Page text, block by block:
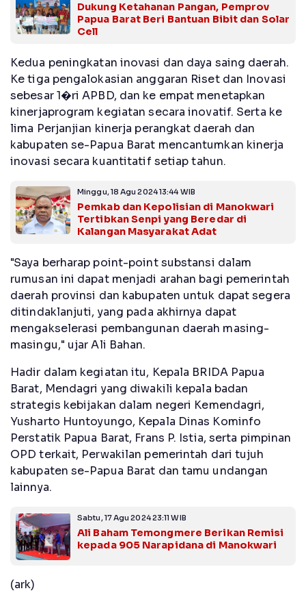
Dukung Ketahanan Pangan, Pemprov
Papua Barat Beri Bantuan Bibit dan Solar
Cell
Kedua peningkatan inovasi dan daya saing daerah.
Ke tiga pengalokasian anggaran Riset dan Inovasi
sebesar 1�ri APBD, dan ke empat menetapkan
kinerjaprogram kegiatan secara inovatif. Serta ke
lima Perjanjian kinerja perangkat daerah dan
kabupaten se-Papua Barat mencantumkan kinerja
inovasi secara kuantitatif setiap tahun.
Minggu, 18 Agu 2024 13:44 WIB
Pemkab dan Kepolisian di Manokwari
Tertibkan Senpi yang Beredar di
Kalangan Masyarakat Adat
"Saya berharap point-point substansi dalam
rumusan ini dapat menjadi arahan bagi pemerintah
daerah provinsi dan kabupaten untuk dapat segera
ditindaklanjuti, yang pada akhirnya dapat
mengakselerasi pembangunan daerah masing-
masingu," ujar Ali Bahan.
Hadir dalam kegiatan itu, Kepala BRIDA Papua
Barat, Mendagri yang diwakili kepala badan
strategis kebijakan dalam negeri Kemendagri,
Yusharto Huntoyungo, Kepala Dinas Kominfo
Perstatik Papua Barat, Frans P. Istia, serta pimpinan
OPD terkait, Perwakilan pemerintah dari tujuh
kabupaten se-Papua Barat dan tamu undangan
lainnya.
Sabtu, 17 Agu 2024 23:11 WIB
Ali Baham Temongmere Berikan Remisi
kepada 905 Narapidana di Manokwari
(ark)